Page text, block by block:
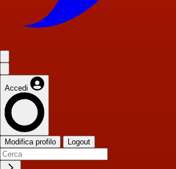
Accedi
Modifica profilo Logout